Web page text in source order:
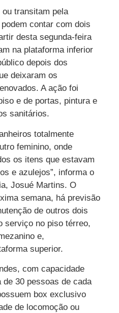
transitam pela
contar com dois
desta segunda-feira
na plataforma inferior
depois dos
deixaram os
A ação foi
e de portas, pintura e
sanitários.
totalmente
feminino, onde
os itens que estavam
e azulejos”, informa o
Josué Martins. O
semana, há previsão
de outros dois
serviço no piso térreo,
e,
superior.
com capacidade
30 pessoas de cada
box exclusivo
de locomoção ou